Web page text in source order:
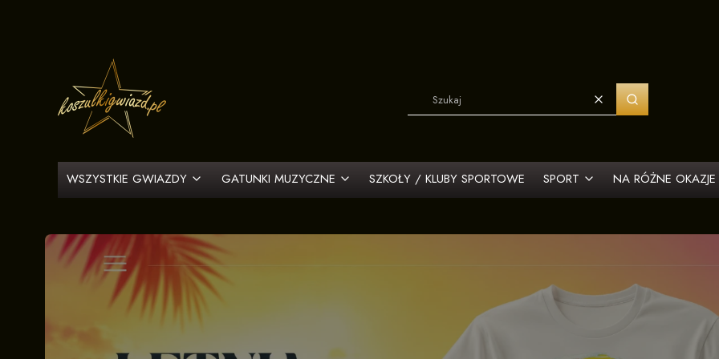
WyczyśćSzukaj
WSZYSTKIE GWIAZDY GATUNKI MUZYCZNE SZKOŁY / KLUBY SPORTOWE SPORT NA RÓŻNE OKAZJE